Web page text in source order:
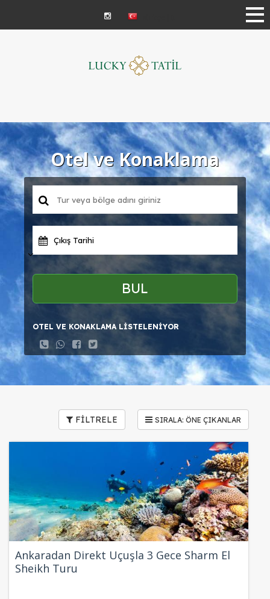
Otel ve Konaklama
Çıkış Tarihi
BUL
OTEL VE KONAKLAMA LİSTELENİYOR
FİLTRELE
Ankaradan Direkt Uçuşla 3 Gece Sharm El
Sheikh Turu